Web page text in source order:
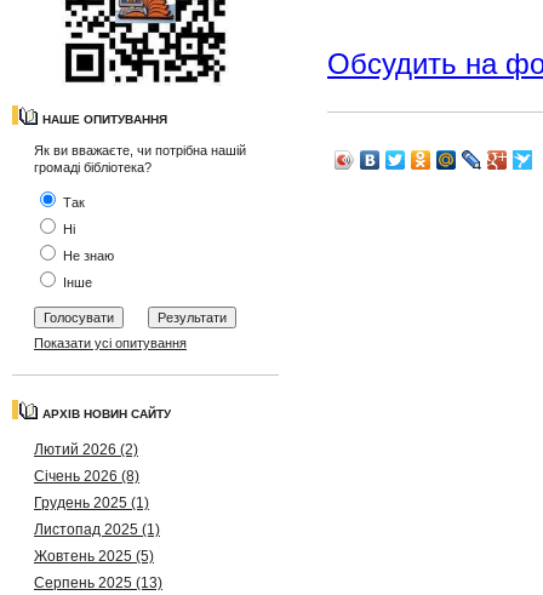
НАШЕ ОПИТУВАННЯ
Як ви вважаєте, чи потрібна нашій
громаді бібліотека?
Так
Ні
Не знаю
Інше
Показати усі опитування
АРХІВ НОВИН САЙТУ
Лютий 2026 (2)
Січень 2026 (8)
Грудень 2025 (1)
Листопад 2025 (1)
Жовтень 2025 (5)
Серпень 2025 (13)
Обсудить на